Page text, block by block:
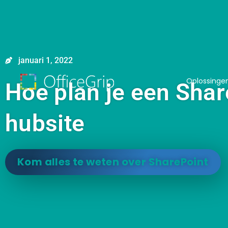
januari 1, 2022
Hoe plan je een
hubsite
Kom alles te weten over SharePoint